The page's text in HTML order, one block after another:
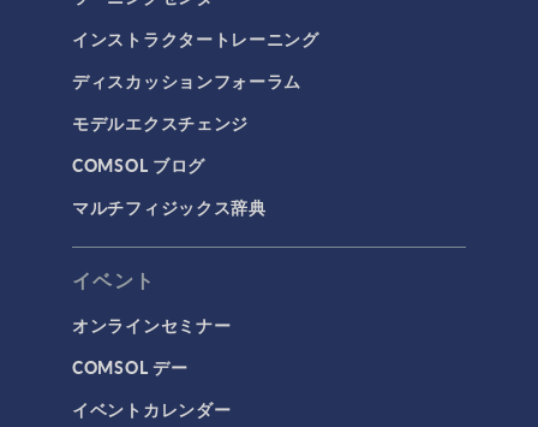
インストラクタートレーニング
ディスカッションフォーラム
モデルエクスチェンジ
COMSOL ブログ
マルチフィジックス辞典
イベント
オンラインセミナー
COMSOL デー
イベントカレンダー